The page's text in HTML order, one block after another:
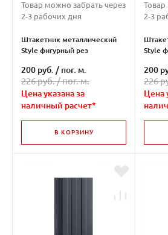
Товар можно забрать через
2-3 рабочих дня
Штакетник металлический
Style фигурный рез
200 руб. / пог. м.
226 руб. /пог. м.
Цена указана за
наличный расчет*
В КОРЗИНУ
Товар
2-3
Style
200
226
Цена